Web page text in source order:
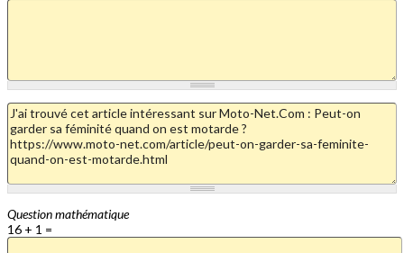
Question mathématique
16 + 1 =